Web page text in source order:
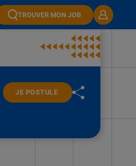
TROUVER MON JOB
JE POSTULE